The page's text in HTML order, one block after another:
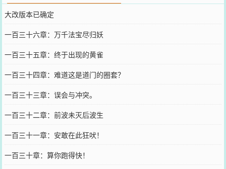
大改版本已确定
一百三十六章：万千法宝尽归妖
一百三十五章：终于出现的黄雀
一百三十四章：难道这是道门的圈套？
一百三十三章：误会与冲突。
一百三十二章：前波未灭后波生
一百三十一章：安敢在此狂吠！
一百三十章：算你跑得快！